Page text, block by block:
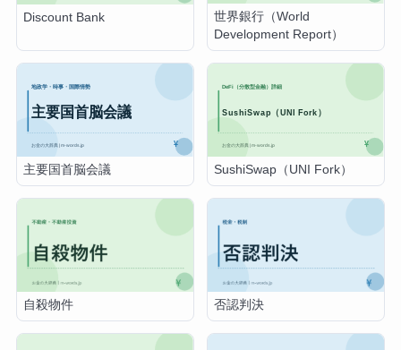
Discount Bank
世界銀行（World
Development Report）
主要国首脳会議 SushiSwap（UNI Fork）
自殺物件 否認判決